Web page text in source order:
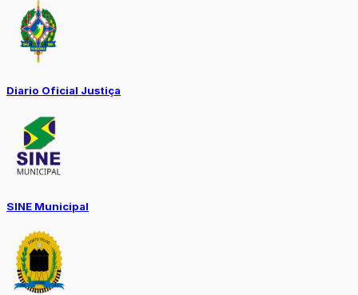
Diario Oficial Justiça
SINE Municipal